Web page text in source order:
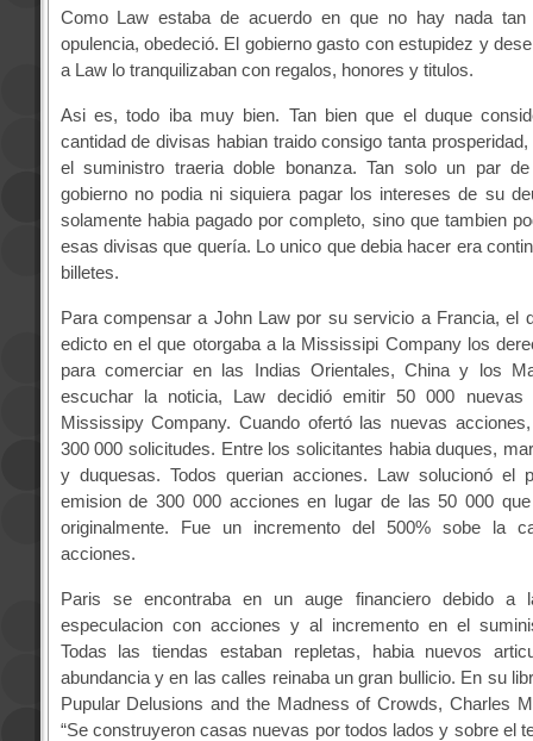
Como Law estaba de acuerdo en que no hay nada tan
opulencia, obedeció. El gobierno gasto con estupidez y
a Law lo tranquilizaban con regalos, honores y titulos.
Asi es, todo iba muy bien. Tan bien que el duque
cantidad de divisas habian traido consigo tanta
el suministro traeria doble bonanza. Tan solo un par
gobierno no podia ni siquiera pagar los intereses de su
solamente habia pagado por completo, sino que tambien
esas divisas que quería. Lo unico que debia hacer era
billetes.
Para compensar a John Law por su servicio a Francia, el
edicto en el que otorgaba a la Mississipi Company los
para comerciar en las Indias Orientales, China y los
escuchar la noticia, Law decidió emitir 50 000
Mississipy Company. Cuando ofertó las nuevas
300 000 solicitudes. Entre los solicitantes habia duques,
y duquesas. Todos querian acciones. Law solucionó el
emision de 300 000 acciones en lugar de las 50 000 que
originalmente. Fue un incremento del 500% sobe la
acciones.
Paris se encontraba en un auge financiero debido a
especulacion con acciones y al incremento en el
Todas las tiendas estaban repletas, habia nuevos
abundancia y en las calles reinaba un gran bullicio. En su
Pupular Delusions and the Madness of Crowds, Charles
“Se construyeron casas nuevas por todos lados y sobre el